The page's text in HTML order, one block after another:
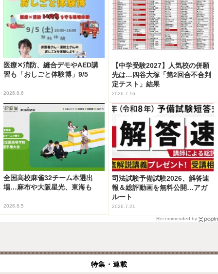
医療✕消防、縫合デモやAED講
習も「おしごと体験博」9/5
2026.8.6
【中学受験2027】人気校の併願
先は…四谷大塚「第2回合不合判
定テスト」結果
2026.7.16
全国高校麻雀32チーム本選出
場…麻布や大阪星光、東海も
2026.8.5
司法試験予備試験2026、解答速
報＆総評動画を無料公開…アガ
ルート
2026.7.21
Recommended by
特集・連載